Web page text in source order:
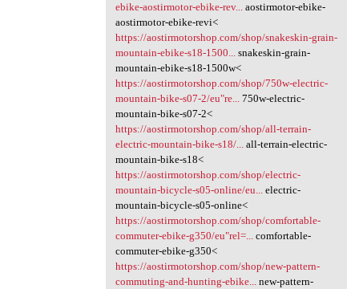
ebike-aostirmotor-ebike-rev...aostirmotor-ebike-
aostirmotor-ebike-revi<
https://aostirmotorshop.com/shop/snakeskin-grain-
mountain-ebike-s18-1500...snakeskin-grain-
mountain-ebike-s18-1500w<
https://aostirmotorshop.com/shop/750w-electric-
mountain-bike-s07-2/eu"re...750w-electric-
mountain-bike-s07-2<
https://aostirmotorshop.com/shop/all-terrain-
electric-mountain-bike-s18/...all-terrain-electric-
mountain-bike-s18<
https://aostirmotorshop.com/shop/electric-
mountain-bicycle-s05-online/eu...electric-
mountain-bicycle-s05-online<
https://aostirmotorshop.com/shop/comfortable-
commuter-ebike-g350/eu"rel=...comfortable-
commuter-ebike-g350<
https://aostirmotorshop.com/shop/new-pattern-
commuting-and-hunting-ebike...new-pattern-